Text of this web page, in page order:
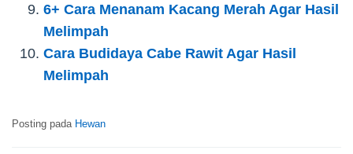
6+ Cara Menanam Kacang Merah Agar Hasil
Melimpah
Cara Budidaya Cabe Rawit Agar Hasil
Melimpah
Posting pada Hewan